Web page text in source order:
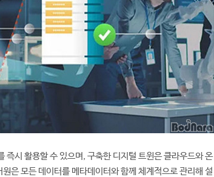
즉시 활용할 수 있으며, 구축한 디지털 트윈은 클라우드와 온
은 모든 데이터를 메타데이터와 함께 체계적으로 관리해 설